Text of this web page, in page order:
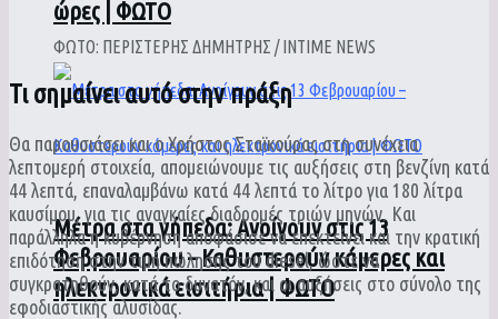
ώρες | ΦΩΤΟ
Μέτρα στα γήπεδα: Ανοίγουν στις 13
Φεβρουαρίου – Καθυστερούν κάμερες και
ηλεκτρονικά εισιτήρια | ΦΩΤΟ
ΦΩΤΟ: ΠΕΡΙΣΤΕΡΗΣ ΔΗΜΗΤΡΗΣ / INTIME NEWS
Τι σημαίνει αυτό στην πράξη
Θα παρουσιάσει και ο Χρήστος Σταϊκούρας στη συνέχεια
λεπτομερή στοιχεία, απομειώνουμε τις αυξήσεις στη βενζίνη κατά
44 λεπτά, επαναλαμβάνω κατά 44 λεπτά το λίτρο για 180 λίτρα
καυσίμου, για τις αναγκαίες διαδρομές τριών μηνών. Και
παράλληλα η κυβέρνηση αποφάσισε να επεκτείνει και την κρατική
επιδότηση στην τιμή πώλησης του diesel, ώστε να
συγκρατηθούν, κατά το δυνατόν, και οι αυξήσεις στο σύνολο της
εφοδιαστικής αλυσίδας.